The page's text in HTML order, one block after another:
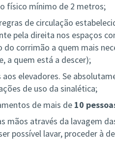
físico mínimo de 2 metros;
de circulação
pela direita nos espaços
corrimão a quem mais
a quem está a descer);
elevadores. Se
de uso da sinalética;
de mais de 10
mãos através da lavagem
possível lavar, proceder à